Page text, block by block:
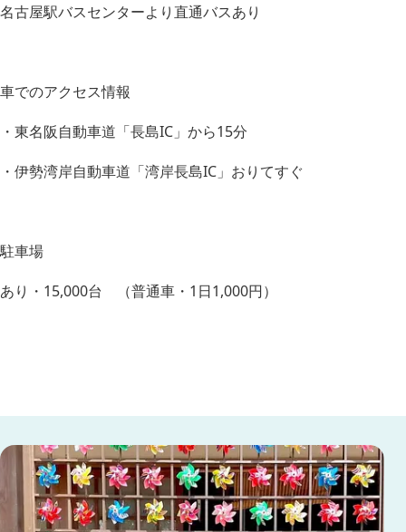
名古屋駅バスセンターより直通バスあり
車でのアクセス情報
・東名阪自動車道「長島IC」から15分
・伊勢湾岸自動車道「湾岸長島IC」おりてすぐ
駐車場
あり・15,000台 （普通車・1日1,000円）